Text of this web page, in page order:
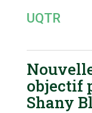
UQTR
objectif
Shany